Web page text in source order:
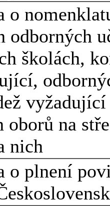
o
odborných
školách,
oborů na
nich
o plnení